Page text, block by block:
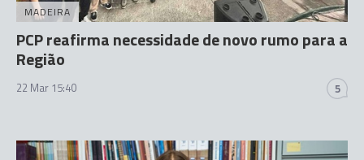
MADEIRA
PCP reafirma necessidade de novo rumo para a
Região
22 Mar 15:40 5